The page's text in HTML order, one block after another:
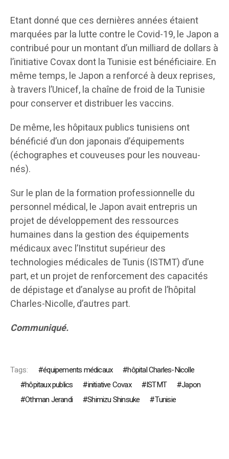
Etant donné que ces dernières années étaient
marquées par la lutte contre le Covid-19, le Japon a
contribué pour un montant d’un milliard de dollars à
l’initiative Covax dont la Tunisie est bénéficiaire. En
même temps, le Japon a renforcé à deux reprises,
à travers l’Unicef, la chaîne de froid de la Tunisie
pour conserver et distribuer les vaccins.
De même, les hôpitaux publics tunisiens ont
bénéficié d’un don japonais d’équipements
(échographes et couveuses pour les nouveau-
nés).
Sur le plan de la formation professionnelle du
personnel médical, le Japon avait entrepris un
projet de développement des ressources
humaines dans la gestion des équipements
médicaux avec l’Institut supérieur des
technologies médicales de Tunis (ISTMT) d’une
part, et un projet de renforcement des capacités
de dépistage et d’analyse au profit de l’hôpital
Charles-Nicolle, d’autres part.
Communiqué.
Tags: équipements médicaux
hôpital Charles-Nicolle
hôpitaux publics
initiative Covax ISTMT
Japon
Othman Jerandi
Shimizu Shinsuke Tunisie